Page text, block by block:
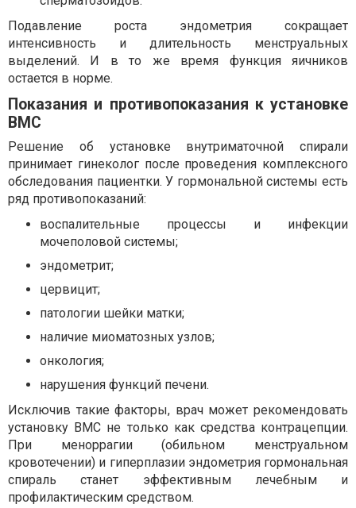
Подавление роста эндометрия сокращает
интенсивность и длительность менструальных
выделений. И в то же время функция яичников
остается в норме.
Показания и противопоказания к установке
ВМС
Решение об установке внутриматочной спирали
принимает гинеколог после проведения комплексного
обследования пациентки. У гормональной системы есть
ряд противопоказаний:
воспалительные процессы и инфекции
мочеполовой системы;
эндометрит;
цервицит;
патологии шейки матки;
наличие миоматозных узлов;
онкология;
нарушения функций печени.
Исключив такие факторы, врач может рекомендовать
установку ВМС не только как средства контрацепции.
При меноррагии (обильном менструальном
кровотечении) и гиперплазии эндометрия гормональная
спираль станет эффективным лечебным и
профилактическим средством.